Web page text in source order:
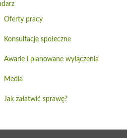
Oferty pracy
Konsultacje społeczne
Awarie i planowane wyłączenia
Media
Jak załatwić sprawę?